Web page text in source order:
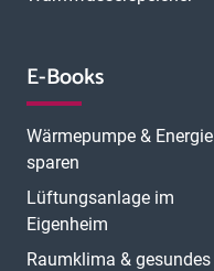
E-Books
Wärmepumpe & Energie
sparen
Lüftungsanlage im
Eigenheim
Raumklima & gesundes